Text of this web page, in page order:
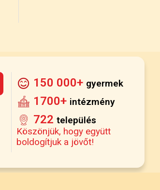
150 000+ gyermek
1700+ intézmény
722 település
Köszönjük, hogy együtt
boldogítjuk a jövőt!